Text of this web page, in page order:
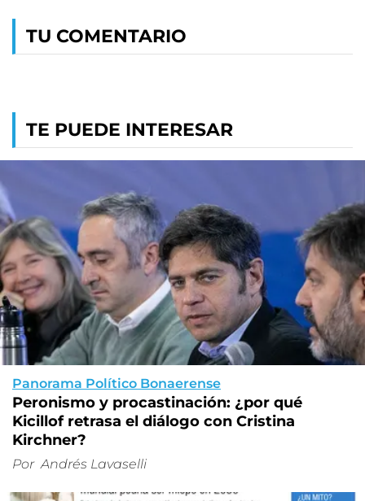
TU COMENTARIO
TE PUEDE INTERESAR
Panorama Político Bonaerense
Peronismo y procastinación: ¿por qué
Kicillof retrasa el diálogo con Cristina
Kirchner?
Por Andrés Lavaselli